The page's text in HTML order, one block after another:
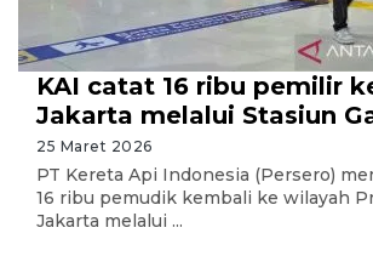
KAI catat 16 ribu pemilir
Jakarta melalui Stasiun
25 Maret 2026
PT Kereta Api Indonesia (Persero)
16 ribu pemudik kembali ke wilayah
Jakarta melalui ...